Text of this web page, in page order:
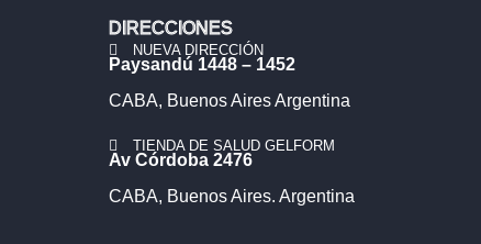
DIRECCIONES
NUEVA DIRECCIÓN
Paysandú 1448 – 1452
CABA, Buenos Aires Argentina
TIENDA DE SALUD GELFORM
Av Córdoba 2476
CABA, Buenos Aires. Argentina